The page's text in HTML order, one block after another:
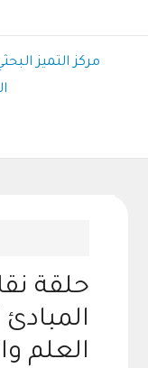
مركز التميز
حلقة
العلم